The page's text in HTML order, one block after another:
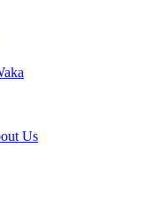
Us